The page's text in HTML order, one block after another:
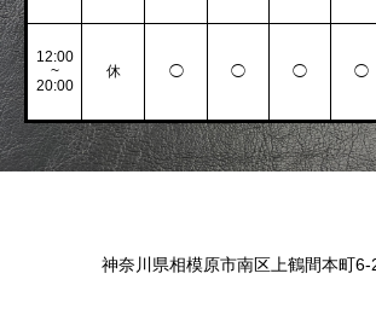
12:00
~
20:00
休 ◯ ◯ ◯ ◯
神奈川県相模原市南区上鶴間本町6-